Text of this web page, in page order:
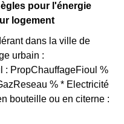
pour l'énergie
logement
dans la ville de
urbain :
: PropChauffageFioul %
% * Electricité
bouteille ou en citerne :